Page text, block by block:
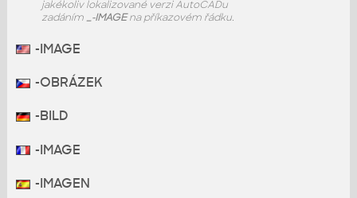
jakékoliv lokalizované verzi AutoCADu
zadáním _-IMAGEna příkazovém řádku.
-IMAGE
-OBRÁZEK
-BILD
-IMAGE
-IMAGEN